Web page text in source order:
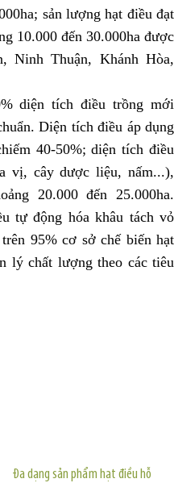
sản lượng hạt điều đạt
10.000 đến 30.000ha được
Ninh Thuận, Khánh Hòa,
diện tích điều trồng mới
Diện tích điều áp dụng
40-50%; diện tích điều
vị, cây dược liệu, nấm...),
20.000 đến 25.000ha.
tự động hóa khâu tách vỏ
95% cơ sở chế biến hạt
lý chất lượng theo các tiêu
Đa dạng sản phẩm hạt điều hỗ